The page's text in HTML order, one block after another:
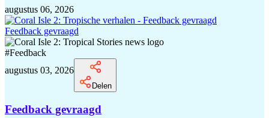
augustus 06, 2026
Feedback gevraagd
#Feedback
augustus 03, 2026
Delen
Feedback gevraagd